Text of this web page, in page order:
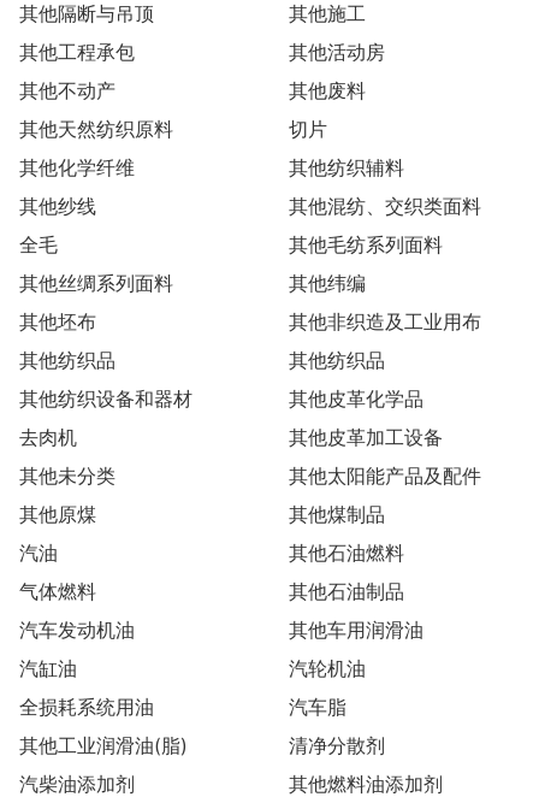
其他隔断与吊顶
其他施工
其他工程承包
其他活动房
其他不动产
其他废料
其他天然纺织原料
切片
其他化学纤维
其他纺织辅料
其他纱线
其他混纺、交织类面料
全毛
其他毛纺系列面料
其他丝绸系列面料
其他纬编
其他坯布
其他非织造及工业用布
其他纺织品
其他纺织品
其他纺织设备和器材
其他皮革化学品
去肉机
其他皮革加工设备
其他未分类
其他太阳能产品及配件
其他原煤
其他煤制品
汽油
其他石油燃料
气体燃料
其他石油制品
汽车发动机油
其他车用润滑油
汽缸油
汽轮机油
全损耗系统用油
汽车脂
其他工业润滑油(脂)
清净分散剂
汽柴油添加剂
其他燃料油添加剂